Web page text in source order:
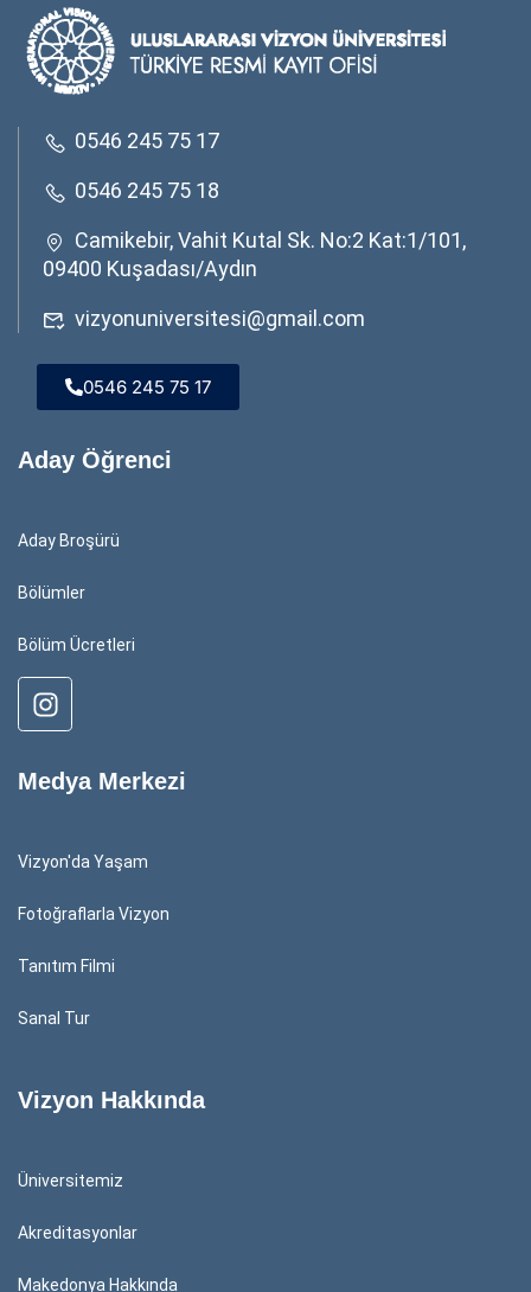
0546 245 75 17
0546 245 75 18
Camikebir, Vahit Kutal Sk. No:2 Kat:1/101,
09400 Kuşadası/Aydın
vizyonuniversitesi@gmail.com
0546 245 75 17
Aday Öğrenci
Aday Broşürü
Bölümler
Bölüm Ücretleri
Medya Merkezi
Vizyon'da Yaşam
Fotoğraflarla Vizyon
Tanıtım Filmi
Sanal Tur
Vizyon Hakkında
Üniversitemiz
Akreditasyonlar
Makedonya Hakkında